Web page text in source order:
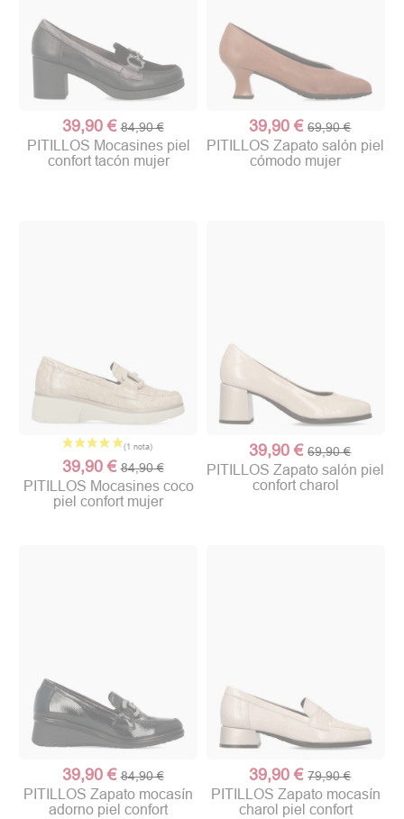
(1 nota)
39,90 € 84,90 €
PITILLOS Mocasines piel
confort tacón mujer
39,90 € 69,90 €
PITILLOS Zapato salón piel
cómodo mujer
39,90 € 84,90 €
PITILLOS Mocasines coco
piel confort mujer
39,90 € 69,90 €
PITILLOS Zapato salón piel
confort charol
39,90 € 84,90 €
PITILLOS Zapato mocasín
adorno piel confort
39,90 € 79,90 €
PITILLOS Zapato mocasín
charol piel confort